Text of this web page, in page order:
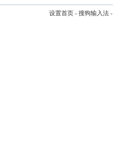
设置首页- 搜狗输入法-